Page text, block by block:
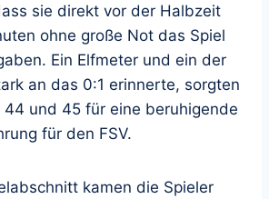
sie direkt vor der Halbzeit
ohne große Not das Spiel
Ein Elfmeter und ein der
an das 0:1 erinnerte, sorgten
44 und 45 für eine beruhigende
für den FSV.
kamen die Spieler